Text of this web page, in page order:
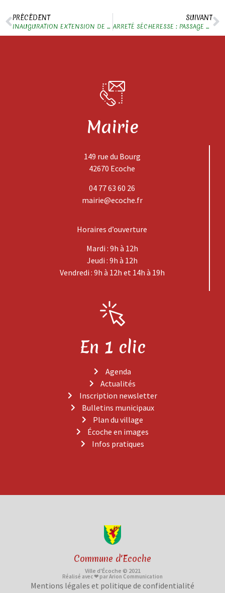
PRÉCÉDENT
INAUGURATION EXTENSION DE LA VOIE VERTE
SUIVANT
ARRETÉ SÉCHERESSE : PASSAGE EN ALERTE RENFORCÉE
Mairie
149 rue du Bourg
42670 Ecoche
04 77 63 60 26
mairie@ecoche.fr
Horaires d’ouverture
Mardi : 9h à 12h
Jeudi : 9h à 12h
Vendredi : 9h à 12h et 14h à 19h
En 1 clic
Agenda
Actualités
Inscription newsletter
Bulletins municipaux
Plan du village
Écoche en images
Infos pratiques
Commune d'Ecoche
Ville d'Écoche © 2021
Réalisé avec ❤ par Arion Communication
Mentions légales et politique de confidentialité